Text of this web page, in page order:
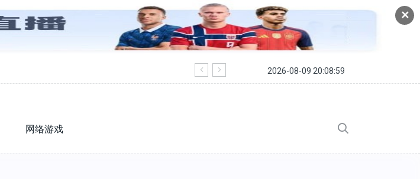
✕
寻仙手游皇陵穹顶副本怎么过 皇陵穹顶
2026-08-09 20:08:59
网络游戏